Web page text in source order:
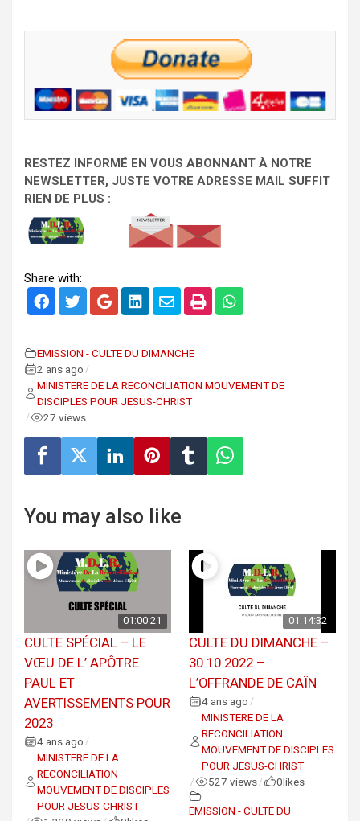
RESTEZ INFORMÉ EN VOUS ABONNANT À NOTRE
NEWSLETTER, JUSTE VOTRE ADRESSE MAIL SUFFIT
RIEN DE PLUS :
Share with:
EMISSION - CULTE DU DIMANCHE
2 ans ago /
MINISTERE DE LA RECONCILIATION MOUVEMENT DE
DISCIPLES POUR JESUS-CHRIST
/ 27 views
You may also like
01:00:21
CULTE SPÉCIAL – LE
VŒU DE L’ APÔTRE
PAUL ET
AVERTISSEMENTS POUR
2023
4 ans ago /
MINISTERE DE LA
RECONCILIATION
MOUVEMENT DE DISCIPLES
POUR JESUS-CHRIST
01:14:32
CULTE DU DIMANCHE –
30 10 2022 –
L’OFFRANDE DE CAÏN
4 ans ago /
MINISTERE DE LA
RECONCILIATION
MOUVEMENT DE DISCIPLES
POUR JESUS-CHRIST
/ 527 views / 0likes
EMISSION - CULTE DU